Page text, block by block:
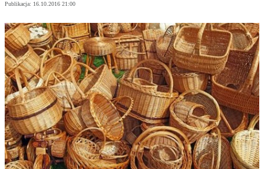
Publikacja: 16.10.2016 21:00